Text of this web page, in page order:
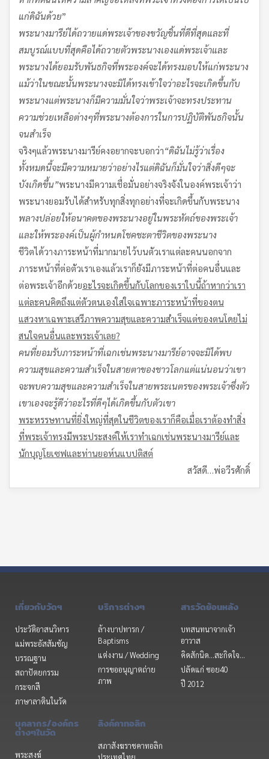
แก่ดิฉันด้วย”
พระนางมารีย์ได้ถวายแด่พระเจ้าของขวัญชิ้นที่ดีที่สุดและที่
สมบูรณ์แบบที่สุดคือได้ถวายตัวพระนางเองแด่พระเจ้าและ
พระนางได้ยอมรับพันธกิจที่พระองค์จะได้ทรงมอบให้แก่พระนาง
แม้ว่าในขณะนั้นพระนางจะมิได้ทรงเข้าใจว่าอะไรจะเกิดขึ้นกับ
พระนางแต่พระนางก็มีความมั่นใจว่าพระเจ้าจะทรงประทาน
ความช่วยเหลือต่างๆที่พระนางต้องการในการปฏิบัติพันธกิจนั้น
จนสำเร็จ
จริงๆแล้วพระนางมารีย์คงอยากจะบอกว่า“ดิฉันไม่รู้ว่าเรื่อง
ทั้งหมดนี้จะมีความหมายว่าอย่างไรแต่ดิฉันก็มั่นใจว่าสิ่งดีๆจะ
บังเกิดขึ้น”พระนางมีความเชื่อมั่นอย่างจริงจังในองค์พระเจ้าว่า
พระนางยอมรับได้สำหรับทุกสิ่งทุกอย่างที่จะเกิดขึ้นกับพระนาง
พลางปล่อยให้อนาคตของพระนางอยู่ในพระหัตถ์ของพระเจ้า
และให้พระองค์เป็นผู้กำหนดโชคชะตาชีวิตของพระนาง
ชีวิตได้วางภาระหน้าที่มากมายไว้บนตัวเราแต่ละคนนอกจาก
ภาระหน้าที่ต่อตัวเราเองแล้วเราก็ยังมีภาระหน้าที่ต่อคนอื่นและ
ต่อพระเจ้าอีกด้วยอะไรจะเกิดขึ้นกับโลกของเราใบนี้ถ้าหากว่าเรา
แต่ละคนคิดถึงแต่ตัวตนเองใส่ใจเฉพาะภาระหน้าที่ของตน
แสวงหาเฉพาะเสรีภาพความสุขและความสำเร็จแต่ของตนโดยไม่
สนใจคนอื่นและพระเจ้าเลย?
คนที่ยอมรับภาระหน้าที่เฉกเช่นพระนางมารีย์อาจจะมิได้พบ
ความสุขและความสำเร็จในสายตาของชาวโลกแต่แน่นอนว่าเขา
จะพบความสุขและความสำเร็จในสายพระเนตรของพระเจ้าซึ่งตัว
เขาเองจะรู้ดีว่าอะไรที่ดีๆได้เกิดขึ้นกับตัวเขา
พระหรรษทานที่ยิ่งใหญ่ที่สุดในชีวิตของเราก็คือเมื่อเราต้องทำสิ่ง
ที่พระเจ้าทรงมีพระประสงค์ให้เราทำเฉกเช่นพระนางมารีย์และ
นักบุญโยเซฟและท่านยอห์นแบปติสต์
สวัสดี…พ่อวีรศักดิ์
เกี่ยวกับวัดฯ
ประวัติอาสนวิหาร
แม่พระอัสสัมชัญ
บรรณฐาน
สถาปัตยกรรม
กระจกสี
ภาษาลาตินในวัด
บริการต่างๆ
ล้างบาปทารก /
Baptisms
แต่งงาน / Wedding
การขออนุญาตถ่าย
ภาพ
สารวัดย้อนหลัง
บทสนทนาจากเจ้า
อาวาส
คิดสักนิด...สะกิดใจ...
ปลัดแก่ ซอย40
ปี 2012
บุคลากร/องค์กร
ต่างๆในวัด
พระสงฆ์
ลิงค์คาทอลิก
สภาสังฆราชคาทอลิก
ประเทศไทย